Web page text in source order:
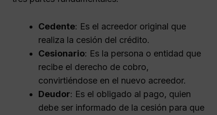
Cedente: Es el acreedor original que
realiza la cesión del crédito.
Cesionario: Es la persona o entidad que
recibe el derecho de cobro,
convirtiéndose en el nuevo acreedor.
Deudor: Es el obligado al pago, quien
debe ser informado de la cesión para que